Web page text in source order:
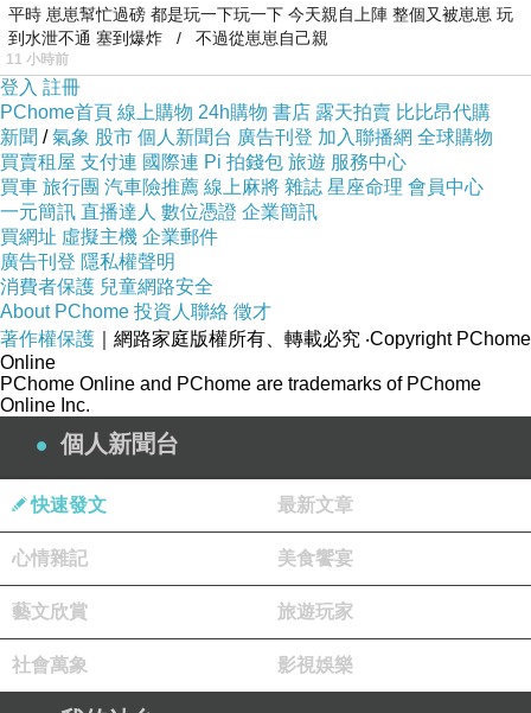
平時 崽崽幫忙過磅 都是玩一下玩一下 今天親自上陣 整個又被崽崽 玩
到水泄不通 塞到爆炸 / 不過從崽崽自己親
11 小時前
登入 註冊
PChome首頁 線上購物 24h購物 書店 露天拍賣 比比昂代購
新聞 /氣象 股市 個人新聞台 廣告刊登 加入聯播網 全球購物
買賣租屋 支付連 國際連 Pi 拍錢包 旅遊 服務中心
買車 旅行團 汽車險推薦 線上麻將 雜誌 星座命理 會員中心
一元簡訊 直播達人 數位憑證 企業簡訊
買網址 虛擬主機 企業郵件
廣告刊登 隱私權聲明
消費者保護 兒童網路安全
About PChome 投資人聯絡 徵才
著作權保護 ｜網路家庭版權所有、轉載必究 ‧Copyright PChome
Online
PChome Online and PChome are trademarks of PChome
Online Inc.
個人新聞台
快速發文 最新文章
心情雜記 美食饗宴
藝文欣賞 旅遊玩家
社會萬象 影視娛樂